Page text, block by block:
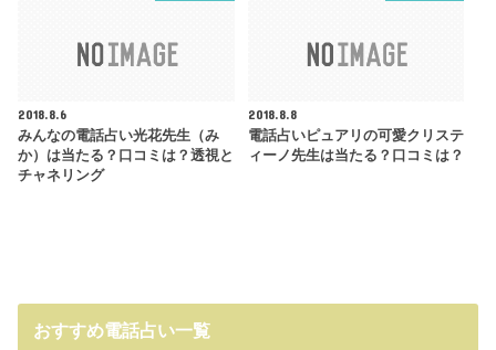
2018.8.6
みんなの電話占い光花先生（み
か）は当たる？口コミは？透視と
チャネリング
2018.8.8
電話占いピュアリの可愛クリステ
ィーノ先生は当たる？口コミは？
おすすめ電話占い一覧